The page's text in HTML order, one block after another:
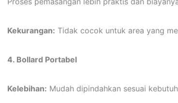
Kekurangan: Tidak cocok untuk area yang
4. Bollard Portabel
Kelebihan: Mudah dipindahkan sesuai